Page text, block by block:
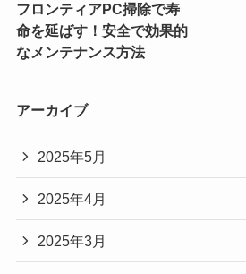
フロンティアPC掃除で寿
命を延ばす！安全で効果的
なメンテナンス方法
アーカイブ
2025年5月
2025年4月
2025年3月